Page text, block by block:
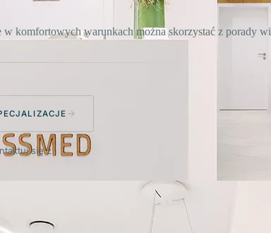
w komfortowych warunkach można skorzystać z porady
się z